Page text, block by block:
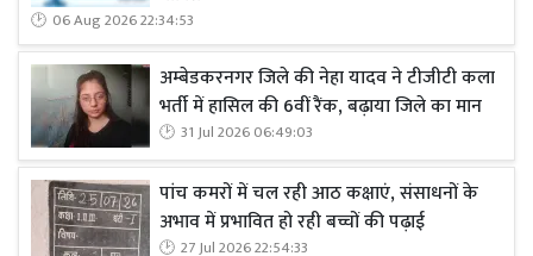
06 Aug 2026 22:34:53
अम्बेडकरनगर जिले की नेहा यादव ने टीजीटी कला
भर्ती में हासिल की 6वीं रैंक, बढ़ाया जिले का मान
31 Jul 2026 06:49:03
पांच कमरों में चल रही आठ कक्षाएं, संसाधनों के
अभाव में प्रभावित हो रही बच्चों की पढ़ाई
27 Jul 2026 22:54:33